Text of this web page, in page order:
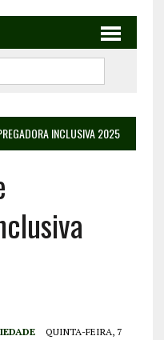
INCLUSIVA 2025
QUINTA-FEIRA, 7